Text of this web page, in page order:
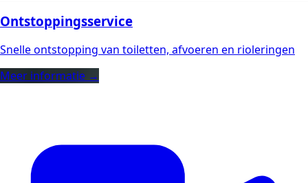
Ontstoppingsservice
Snelle ontstopping van toiletten, afvoeren en rioleringen
Meer informatie →